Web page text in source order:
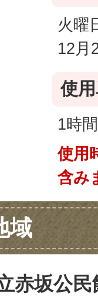
火曜
12月
使
1時間
使用
含み
域
赤坂公民